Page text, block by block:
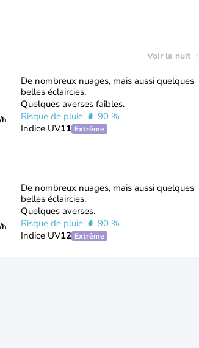
Voir la nuit
De nombreux nuages, mais aussi quelques
belles éclaircies.
Quelques averses faibles.
Risque de pluie
90 %
Indice UV11 Extrême
De nombreux nuages, mais aussi quelques
belles éclaircies.
Quelques averses.
Risque de pluie
90 %
Indice UV12 Extrême